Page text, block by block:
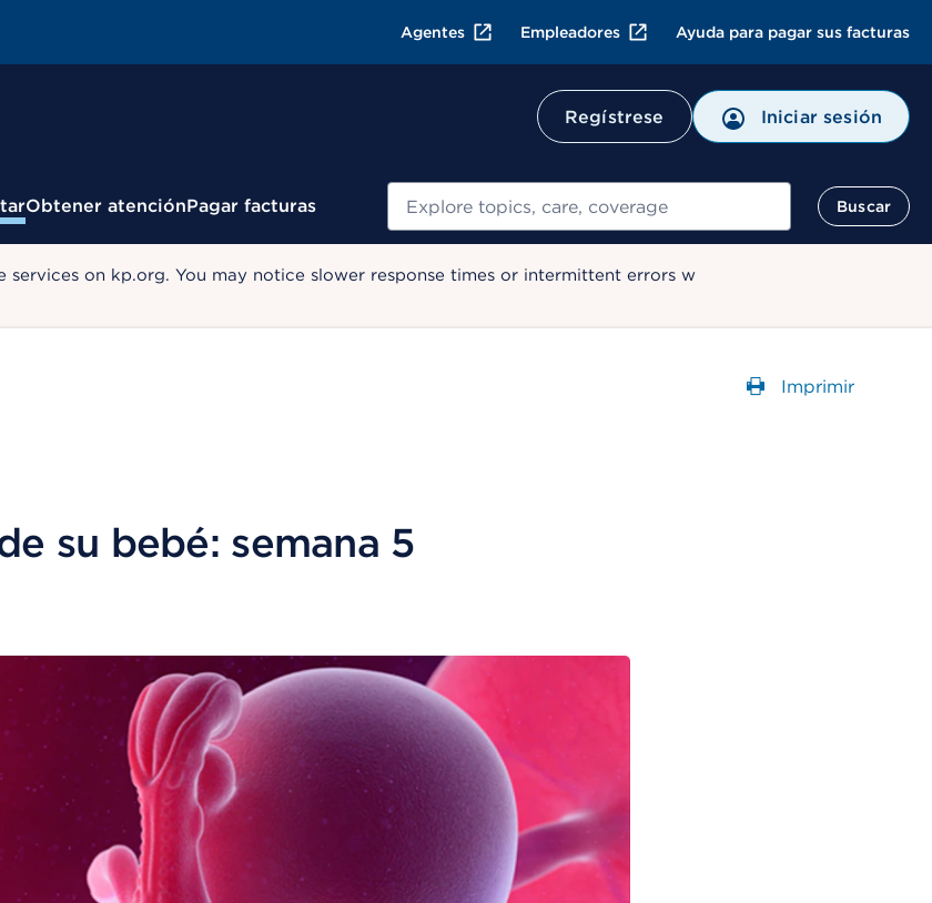
Agentes Empleadores Ayuda para pagar sus facturas
Regístrese Iniciar sesión
Obtener atenciónPagar facturas Buscar
on kp.org. You may notice slower response times or intermittent errors w
Imprimir
su bebé: semana 5